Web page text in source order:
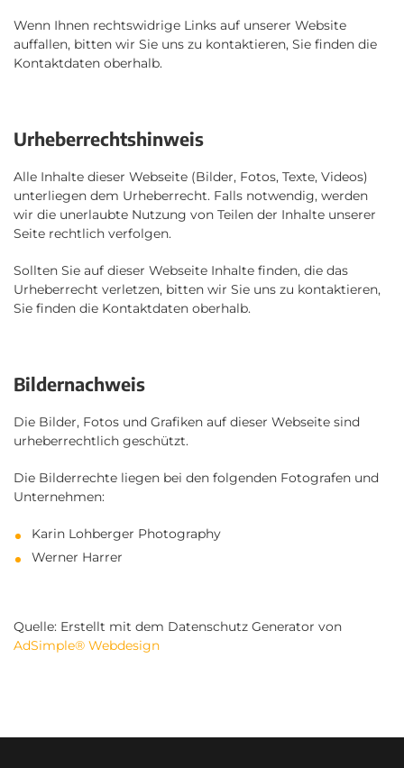
Wenn Ihnen rechtswidrige Links auf unserer Website
auffallen, bitten wir Sie uns zu kontaktieren, Sie finden die
Kontaktdaten oberhalb.
Urheberrechtshinweis
Alle Inhalte dieser Webseite (Bilder, Fotos, Texte, Videos)
unterliegen dem Urheberrecht. Falls notwendig, werden
wir die unerlaubte Nutzung von Teilen der Inhalte unserer
Seite rechtlich verfolgen.
Sollten Sie auf dieser Webseite Inhalte finden, die das
Urheberrecht verletzen, bitten wir Sie uns zu kontaktieren,
Sie finden die Kontaktdaten oberhalb.
Bildernachweis
Die Bilder, Fotos und Grafiken auf dieser Webseite sind
urheberrechtlich geschützt.
Die Bilderrechte liegen bei den folgenden Fotografen und
Unternehmen:
Karin Lohberger Photography
Werner Harrer
Quelle: Erstellt mit dem Datenschutz Generator von
AdSimple® Webdesign